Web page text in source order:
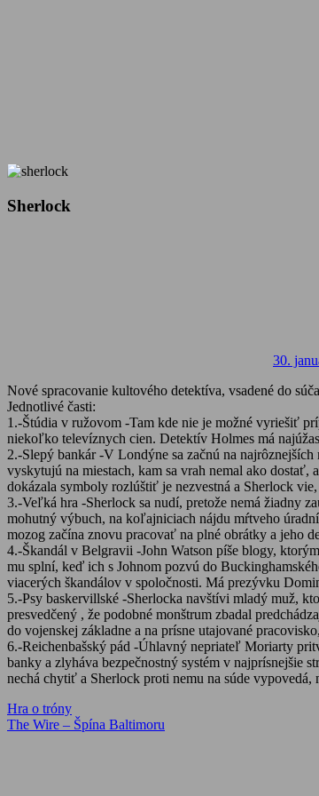
Sherlock
30.
Nové spracovanie kultového detektíva, vsadené do
Jednotlivé časti:
1.-Štúdia v ružovom -Tam kde nie je možné vyriešiť
niekoľko televíznych cien. Detektív Holmes má
2.-Slepý bankár -V Londýne sa začnú na
vyskytujú na miestach, kam sa vrah nemal ako
dokázala symboly rozlúštiť je nezvestná a Sherlock
3.-Veľká hra -Sherlock sa nudí, pretože nemá žiadny
mohutný výbuch, na koľajniciach nájdu mŕtveho
mozog začína znovu pracovať na plné obrátky a jeho
4.-Škandál v Belgravii -John Watson píše blogy,
mu splní, keď ich s Johnom pozvú do
viacerých škandálov v spoločnosti. Má prezývku
5.-Psy baskervillské -Sherlocka navštívi mladý muž,
presvedčený , že podobné monštrum zbadal
do vojenskej základne a na prísne utajované
6.-Reichenbašský pád -Úhlavný nepriateľ Moriarty
banky a zlyháva bezpečnostný systém v najprísnejšie
nechá chytiť a Sherlock proti nemu na súde
Navigácia
v
Previous
Post:
Hra o tróny
Next
The Wire – Špína Baltimoru